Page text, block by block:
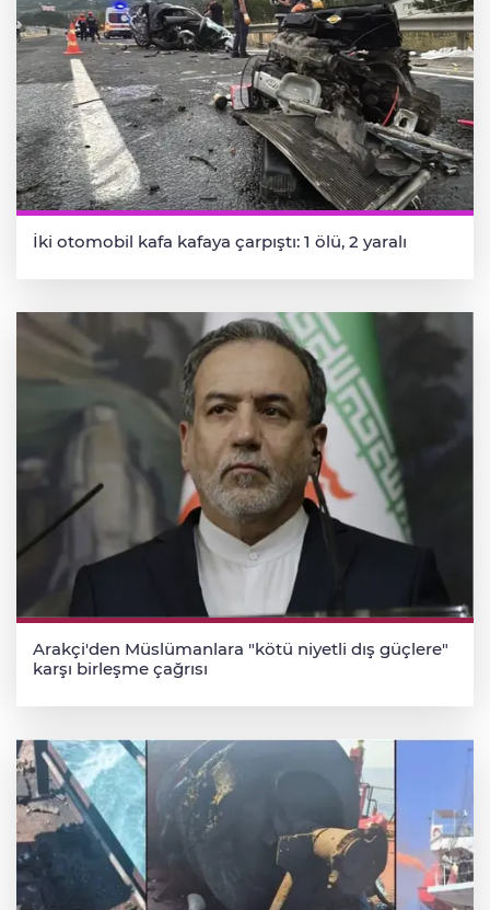
İki otomobil kafa kafaya çarpıştı: 1 ölü, 2 yaralı
Arakçi'den Müslümanlara "kötü niyetli dış güçlere"
karşı birleşme çağrısı